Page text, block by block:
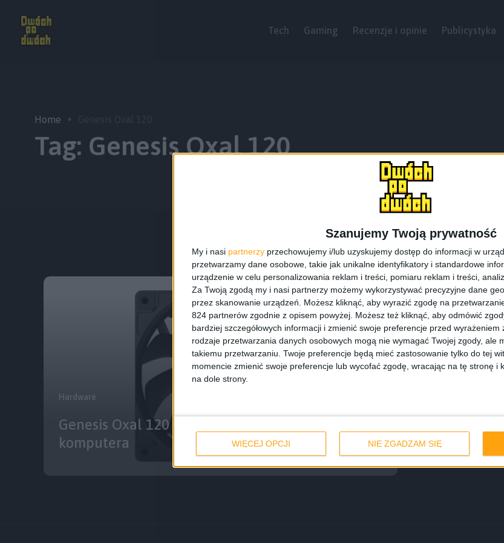
Szanujemy Twoją prywatność
My i nasi partnerzy przechowujemy i/lub uzyskujemy dostęp do informacji w
przetwarzamy dane osobowe, takie jak unikalne identyfikatory i standardowe
urządzenie w celu personalizowania reklam i treści, pomiaru reklam i treści,
Za Twoją zgodą my i nasi partnerzy możemy wykorzystywać precyzyjne dane
przez skanowanie urządzeń. Możesz kliknąć, aby wyrazić zgodę na
824 partnerów zgodnie z opisem powyżej. Możesz też kliknąć, aby odmówić
bardziej szczegółowych informacji i zmienić swoje preferencje przed wyrażeniem
rodzaje przetwarzania danych osobowych mogą nie wymagać Twojej zgody, ale
takiemu przetwarzaniu. Twoje preferencje będą mieć zastosowanie tylko do tej
momencie zmienić swoje preferencje lub wycofać zgodę, wracając na tę stronę i
na dole strony.
WIĘCEJ OPCJI NIE ZGADZAM SIĘ
Tech Gaming Recenzje i opinie Publicystyka
Home
Tag: Genesis Oxal 120
Hardware
Genesis Oxal 120 to bardzo tani wentylator do
komputera